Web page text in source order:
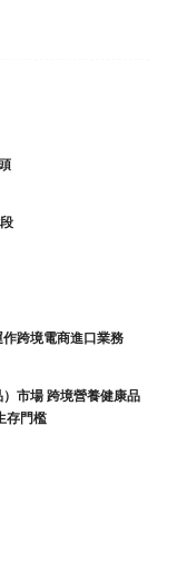
跨境電商進口業務
市場 跨境營養健康品
存門檻